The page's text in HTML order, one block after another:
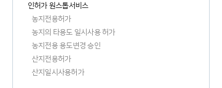
인허가 원스톱서비스
농지전용허가
농지의 타용도 일시사용 허가
농지전용 용도변경 승인
산지전용허가
산지일시사용허가